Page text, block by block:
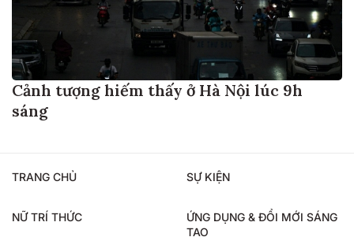
Cảnh tượng hiếm thấy ở Hà Nội lúc 9h
sáng
TRANG CHỦ SỰ KIỆN
NỮ TRÍ THỨC
ỨNG DỤNG & ĐỔI MỚI SÁNG
TẠO